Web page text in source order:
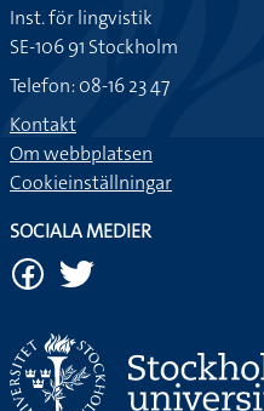
Inst. för lingvistik
SE-106 91 Stockholm
Telefon: 08-16 23 47
Kontakt
Om webbplatsen
Cookieinställningar
SOCIALA MEDIER